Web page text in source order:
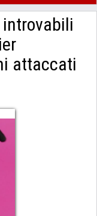
attaccati